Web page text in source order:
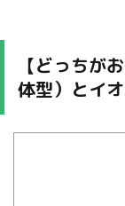
【どっちが
体型）とイ